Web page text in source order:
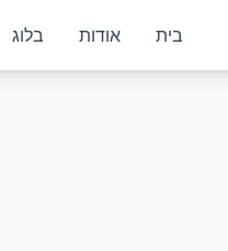
בית
אודות בלוג